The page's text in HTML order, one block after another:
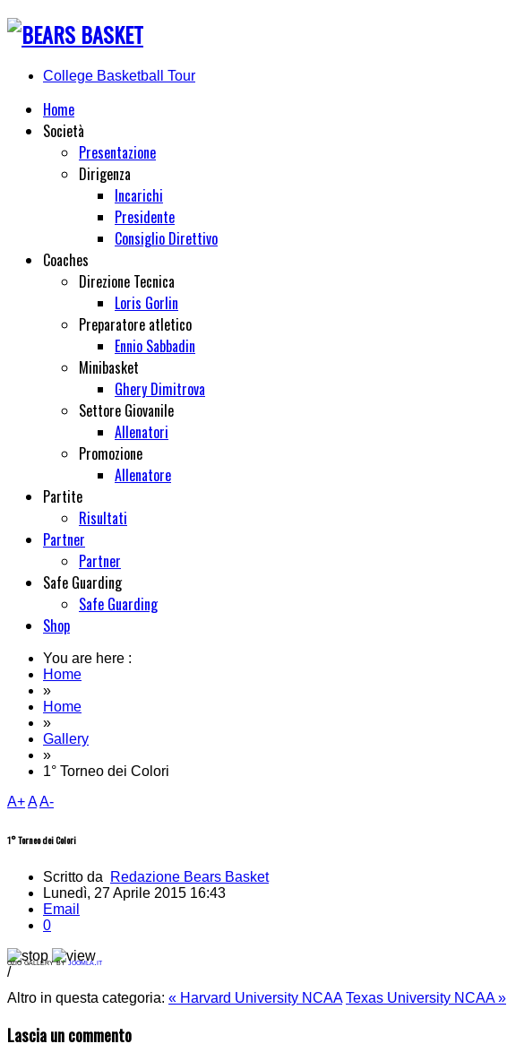
College Basketball Tour
Home
Società
Presentazione
Dirigenza
Incarichi
Presidente
Consiglio Direttivo
Coaches
Direzione Tecnica
Loris Gorlin
Preparatore atletico
Ennio Sabbadin
Minibasket
Ghery Dimitrova
Settore Giovanile
Allenatori
Promozione
Allenatore
Partite
Risultati
Partner
Partner
Safe Guarding
Safe Guarding
Shop
You are here :
Home
»
Home
»
Gallery
»
1° Torneo dei Colori
A+AA-
1° Torneo dei Colori
Scritto da
Redazione Bears Basket
Lunedì, 27 Aprile 2015 16:43
Email
0
/
ozio gallery byjoomla.it
Altro in questa categoria: « Harvard University NCAA Texas University NCAA »
Lascia un commento